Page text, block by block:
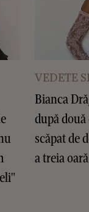
VEDETE
Bianca
după
scăpat de
a treia